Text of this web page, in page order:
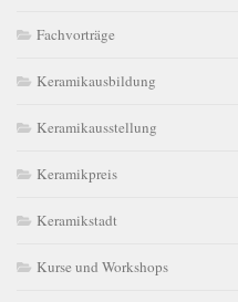
Fachvorträge
Keramikausbildung
Keramikausstellung
Keramikpreis
Keramikstadt
Kurse und Workshops